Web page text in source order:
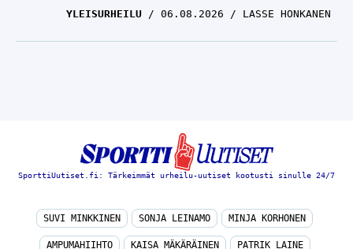
YLEISURHEILU 06.08.2026 LASSE HONKANEN
SporttiUutiset.fi: Tärkeimmät urheilu-uutiset kootusti sinulle 24/7
SUVI MINKKINEN SONJA LEINAMO MINJA KORHONEN
AMPUMAHIIHTO KAISA MÄKÄRÄINEN PATRIK LAINE